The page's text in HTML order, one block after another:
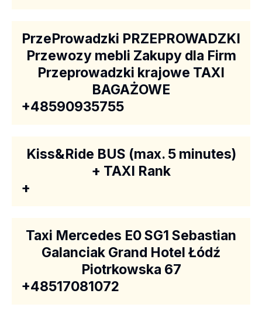
PrzeProwadzki PRZEPROWADZKI
Przewozy mebli Zakupy dla Firm
Przeprowadzki krajowe TAXI
BAGAŻOWE
+48590935755
Kiss&Ride BUS (max. 5 minutes)
+ TAXI Rank
+
Taxi Mercedes E0 SG1 Sebastian
Galanciak Grand Hotel Łódź
Piotrkowska 67
+48517081072